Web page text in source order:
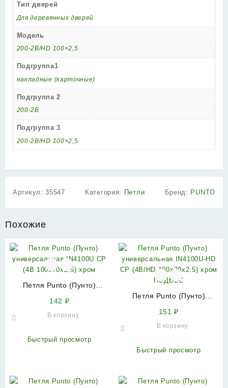
Тип дверей
Для деревянных дверей
Модель
200-2B/HD 100×2,5
Подгруппа1
накладные (карточные)
Подгруппа 2
200-2B
Подгруппа 3
200-2B/HD 100×2,5
Артикул:35547 Категория: Петли Бренд: PUNTO
Похожие
Петля Punto (Пунто)
142 ₽
В корзину
Быстрый просмотр
Петля Punto (Пунто)
хром ПОДВЕС
151₽
В корзину
Быстрый просмотр